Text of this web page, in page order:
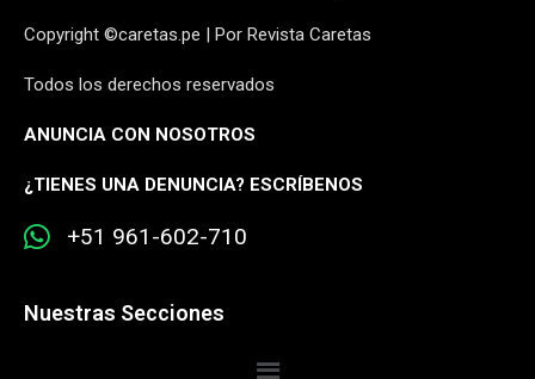
Copyright ©caretas.pe | Por Revista Caretas
Todos los derechos reservados
ANUNCIA CON NOSOTROS
¿TIENES UNA DENUNCIA? ESCRÍBENOS
+51 961-602-710
Nuestras Secciones